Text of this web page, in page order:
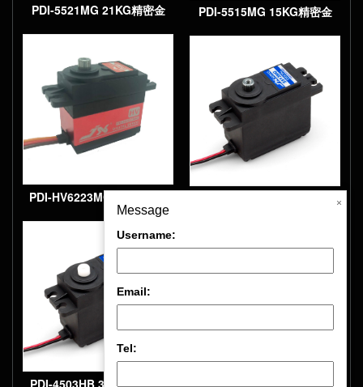
PDI-5521MG 21KG精密金
属齿轮大扭矩数字标准舵机
PDI-HV6223MG 23KG精密
金属齿轮大扭矩数字高压标
PDI-4503HB 3KG塑胶齿数
PDI-5515MG 15KG精密金
属齿轮大扭矩数字标准舵机
Message
Username:
Email:
Tel:
×